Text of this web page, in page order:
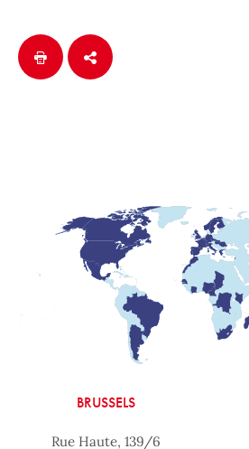
BRUSSELS
Rue Haute, 139/6